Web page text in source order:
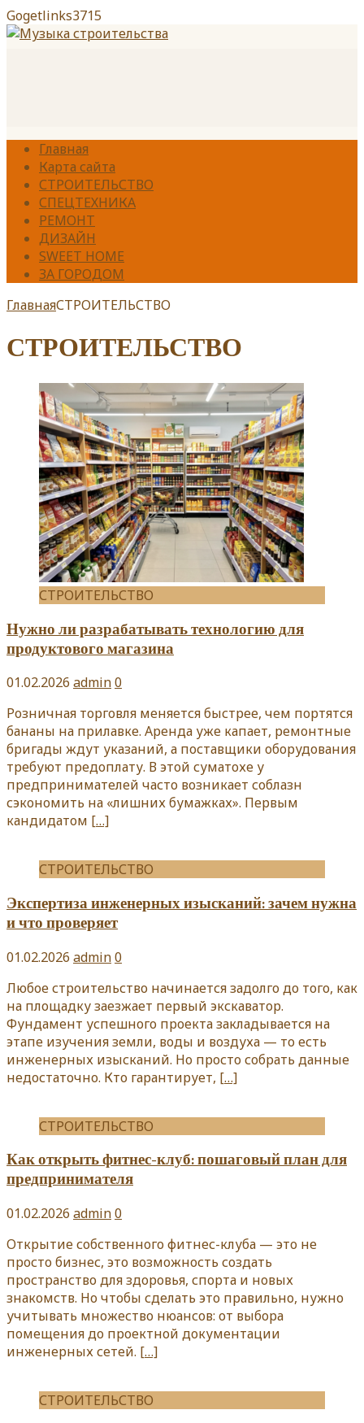
Gogetlinks3715
Главная
Карта сайта
СТРОИТЕЛЬСТВО
СПЕЦТЕХНИКА
РЕМОНТ
ДИЗАЙН
SWEET HOME
ЗА ГОРОДОМ
ГлавнаяСТРОИТЕЛЬСТВО
СТРОИТЕЛЬСТВО
СТРОИТЕЛЬСТВО
Нужно ли разрабатывать технологию для
продуктового магазина
01.02.2026 admin0
Розничная торговля меняется быстрее, чем портятся
бананы на прилавке. Аренда уже капает, ремонтные
бригады ждут указаний, а поставщики оборудования
требуют предоплату. В этой суматохе у
предпринимателей часто возникает соблазн
сэкономить на «лишних бумажках». Первым
кандидатом […]
СТРОИТЕЛЬСТВО
Экспертиза инженерных изысканий: зачем нужна
и что проверяет
01.02.2026 admin0
Любое строительство начинается задолго до того, как
на площадку заезжает первый экскаватор.
Фундамент успешного проекта закладывается на
этапе изучения земли, воды и воздуха — то есть
инженерных изысканий. Но просто собрать данные
недостаточно. Кто гарантирует, […]
СТРОИТЕЛЬСТВО
Как открыть фитнес-клуб: пошаговый план для
предпринимателя
01.02.2026 admin0
Открытие собственного фитнес-клуба — это не
просто бизнес, это возможность создать
пространство для здоровья, спорта и новых
знакомств. Но чтобы сделать это правильно, нужно
учитывать множество нюансов: от выбора
помещения до проектной документации
инженерных сетей. […]
СТРОИТЕЛЬСТВО